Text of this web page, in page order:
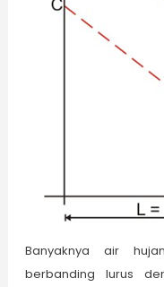
Banyaknya air
berbanding lurus